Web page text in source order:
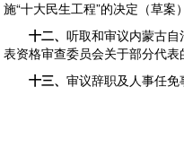
施“十大民生工程”的决定（草案
十二、听取和审议内蒙古
表资格审查委员会关于部分代表
十三、审议辞职及人事任免